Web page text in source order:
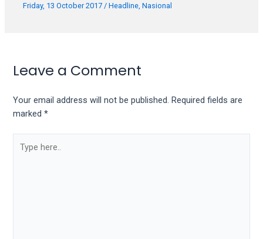
Friday, 13 October 2017 /Headline ,Nasional
Leave a Comment
Your email address will not be published. Required fields are
marked*